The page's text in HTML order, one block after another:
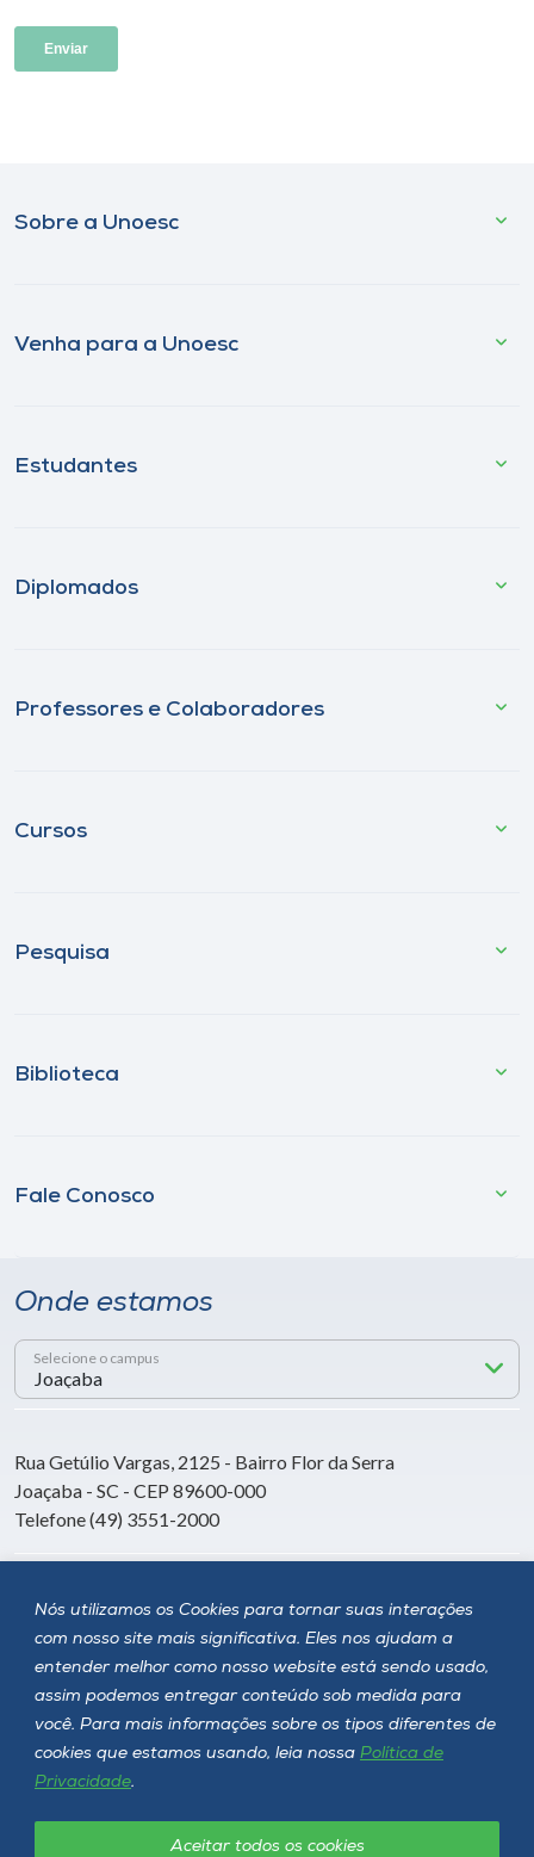
Nós utilizamos os Cookies para tornar suas interações
com nosso site mais significativa. Eles nos ajudam a
entender melhor como nosso website está sendo usado,
assim podemos entregar conteúdo sob medida para
você. Para mais informações sobre os tipos diferentes de
cookies que estamos usando, leia nossa Política de
Privacidade.
Aceitar todos os cookies
Sobre a Unoesc
Venha para a Unoesc
Estudantes
Diplomados
Professores e Colaboradores
Cursos
Pesquisa
Biblioteca
Fale Conosco
Onde estamos
Selecione o campus
Rua Getúlio Vargas, 2125 - Bairro Flor da Serra
Joaçaba - SC - CEP 89600-000
Telefone (49) 3551-2000
Siga a Unoesc